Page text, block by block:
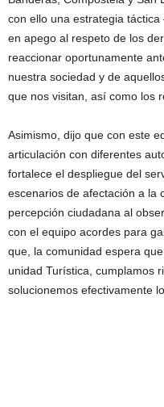
con ello una estrategia
en apego al respeto de los
reaccionar oportunamente
nuestra sociedad y de
que nos visitan, así como los
Asimismo, dijo que con este
articulación con diferentes
fortalece el despliegue del
escenarios de afectación a la
percepción ciudadana al
con el equipo acordes para
que, la comunidad espera
unidad Turística, cumplamos
solucionemos efectivamente